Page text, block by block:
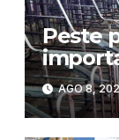
Peste
Licey
AGO 8,